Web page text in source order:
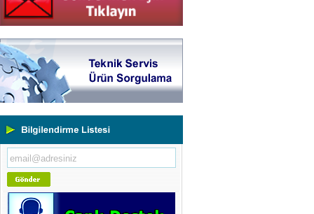
Yeni Binamıza TAŞINDIK
Portatif ve Tezgah Tipi Sertlik
Ölçüm Cihazları
Kaplama Kalınlığı Ölçüm
Cihazları
Cihazları
Yüzey Pürüzlülük Ölçüm
Cihazları
Vİbrasyon Test Cihazları